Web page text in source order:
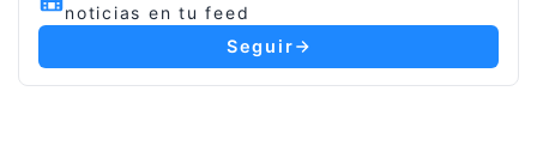
noticias en tu feed
Seguir